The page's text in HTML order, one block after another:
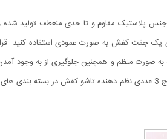
جنس پلاستیک مقاوم و تا حدی منعطف تولید شده
یک جفت کفش به صورت عمودی استفاده کنید.
صورت منظم و همچنین جلوگیری از به وجود